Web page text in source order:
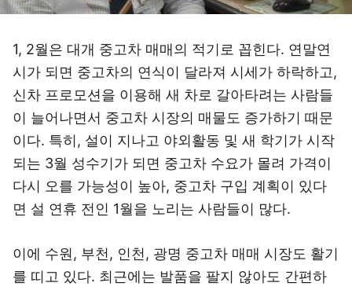
1, 2월은 대개 중고차 매매의 적기로 꼽힌다. 연말연
시가 되면 중고차의 연식이 달라져 시세가 하락하고,
신차 프로모션을 이용해 새 차로 갈아타려는 사람들
이 늘어나면서 중고차 시장의 매물도 증가하기 때문
이다. 특히, 설이 지나고 야외활동 및 새 학기가 시작
되는 3월 성수기가 되면 중고차 수요가 몰려 가격이
다시 오를 가능성이 높아, 중고차 구입 계획이 있다
면 설 연휴 전인 1월을 노리는 사람들이 많다.
이에 수원, 부천, 인천, 광명 중고차 매매 시장도 활기
를 띠고 있다. 최근에는 발품을 팔지 않아도 간편하